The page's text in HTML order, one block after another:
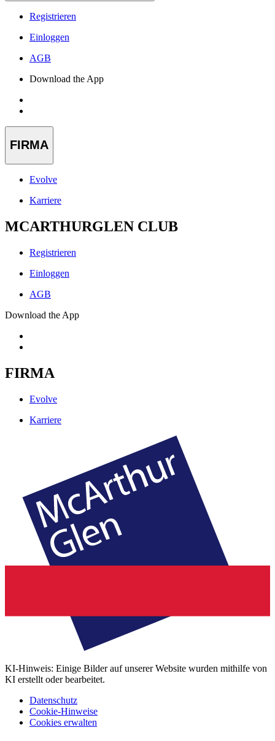
Registrieren
Einloggen
AGB
Download the App
FIRMA
Evolve
Karriere
MCARTHURGLEN CLUB
Registrieren
Einloggen
AGB
Download the App
FIRMA
Evolve
Karriere
KI-Hinweis: Einige Bilder auf unserer Website wurden mithilfe von
KI erstellt oder bearbeitet.
Datenschutz
Cookie-Hinweise
Cookies erwalten